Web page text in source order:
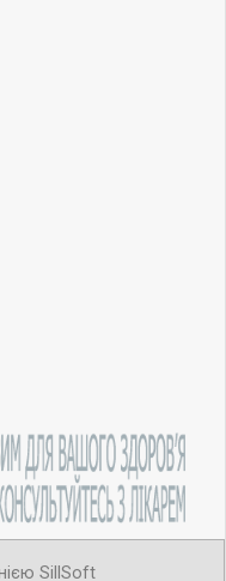
SillSoft